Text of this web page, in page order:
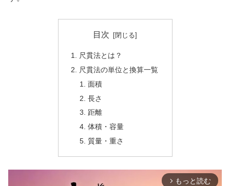
目次
尺貫法とは？
尺貫法の単位と換算一覧
面積
長さ
距離
体積・容量
質量・重さ
arrow_forward_ios もっと読む